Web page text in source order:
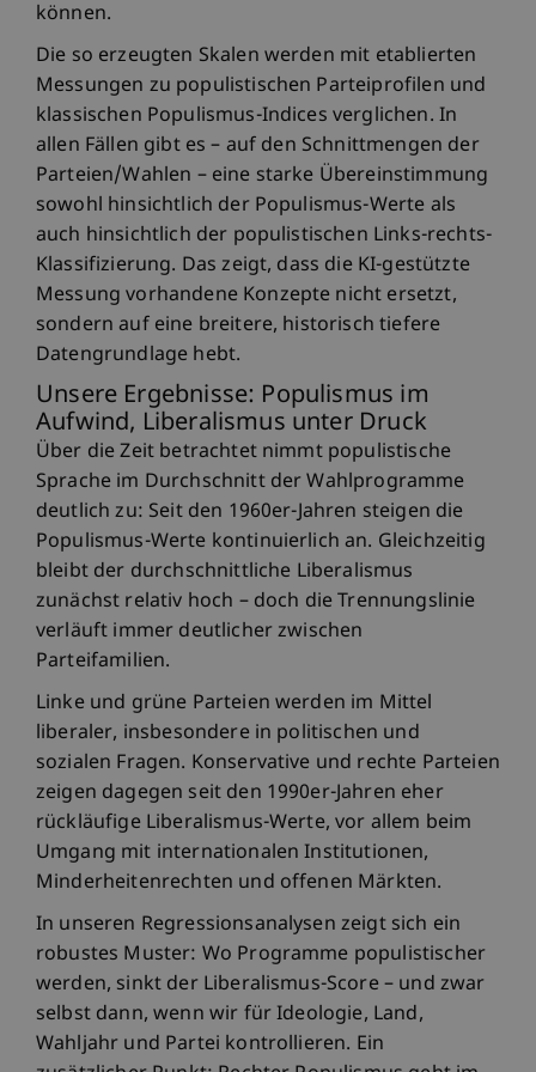
können.
Die so erzeugten Skalen werden mit etablierten
Messungen zu populistischen Parteiprofilen und
klassischen Populismus-Indices verglichen. In
allen Fällen gibt es – auf den Schnittmengen der
Parteien/Wahlen – eine starke Übereinstimmung
sowohl hinsichtlich der Populismus-Werte als
auch hinsichtlich der populistischen Links-rechts-
Klassifizierung. Das zeigt, dass die KI-gestützte
Messung vorhandene Konzepte nicht ersetzt,
sondern auf eine breitere, historisch tiefere
Datengrundlage hebt.
Unsere Ergebnisse: Populismus im
Aufwind, Liberalismus unter Druck
Über die Zeit betrachtet nimmt populistische
Sprache im Durchschnitt der Wahlprogramme
deutlich zu: Seit den 1960er-Jahren steigen die
Populismus-Werte kontinuierlich an. Gleichzeitig
bleibt der durchschnittliche Liberalismus
zunächst relativ hoch – doch die Trennungslinie
verläuft immer deutlicher zwischen
Parteifamilien.
Linke und grüne Parteien werden im Mittel
liberaler, insbesondere in politischen und
sozialen Fragen. Konservative und rechte Parteien
zeigen dagegen seit den 1990er-Jahren eher
rückläufige Liberalismus-Werte, vor allem beim
Umgang mit internationalen Institutionen,
Minderheitenrechten und offenen Märkten.
In unseren Regressionsanalysen zeigt sich ein
robustes Muster: Wo Programme populistischer
werden, sinkt der Liberalismus-Score – und zwar
selbst dann, wenn wir für Ideologie, Land,
Wahljahr und Partei kontrollieren. Ein